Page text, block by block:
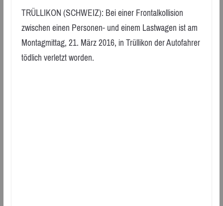
TRÜLLIKON (SCHWEIZ): Bei einer Frontalkollision
zwischen einen Personen- und einem Lastwagen ist am
Montagmittag, 21. März 2016, in Trüllikon der Autofahrer
tödlich verletzt worden.